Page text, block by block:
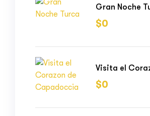
Gran Noche
$0
Visita el
Capadoccia
$0